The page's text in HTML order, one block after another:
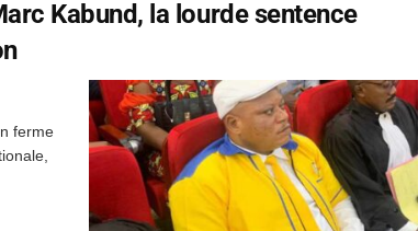
Kabund, la lourde sentence
ferme